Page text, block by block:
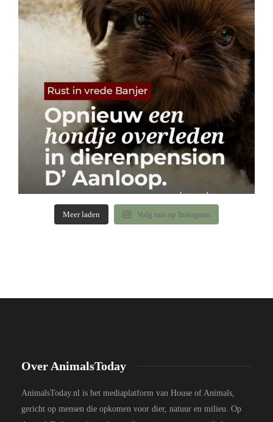
Meer laden Volg ons op Instagram
Over AnimalsToday
AnimalsToday.nl is het mediaplatform van House of Animals,
gericht op mensen die opkomen voor dier, natuur en milieu. Op